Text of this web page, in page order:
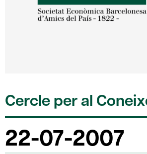
Cercle per al
22-07-2007